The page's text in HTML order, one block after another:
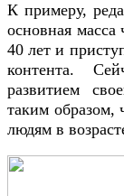
К примеру,
основная
40 лет и
контента.
развитием
таким образом,
людям в